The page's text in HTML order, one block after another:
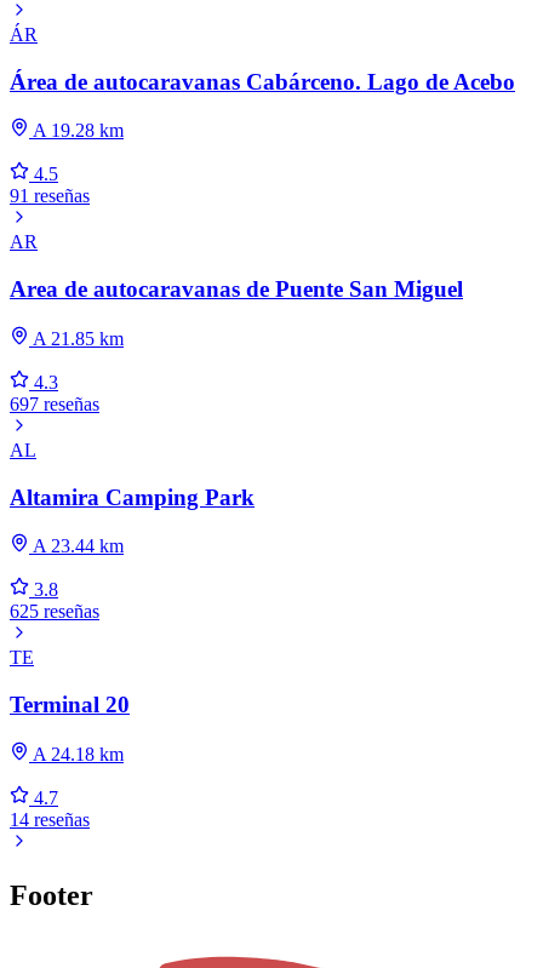
ÁR
Área de autocaravanas Cabárceno. Lago de Acebo
A 19.28 km
4.5
91 reseñas
AR
Area de autocaravanas de Puente San Miguel
A 21.85 km
4.3
697 reseñas
AL
Altamira Camping Park
A 23.44 km
3.8
625 reseñas
TE
Terminal 20
A 24.18 km
4.7
14 reseñas
Footer